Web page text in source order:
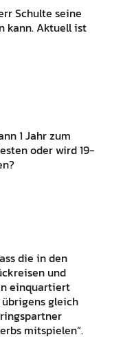
Schulte seine
kann. Aktuell ist
1 Jahr zum
oder wird 19-
die in den
und
einquartiert
gleich
mitspielen“.